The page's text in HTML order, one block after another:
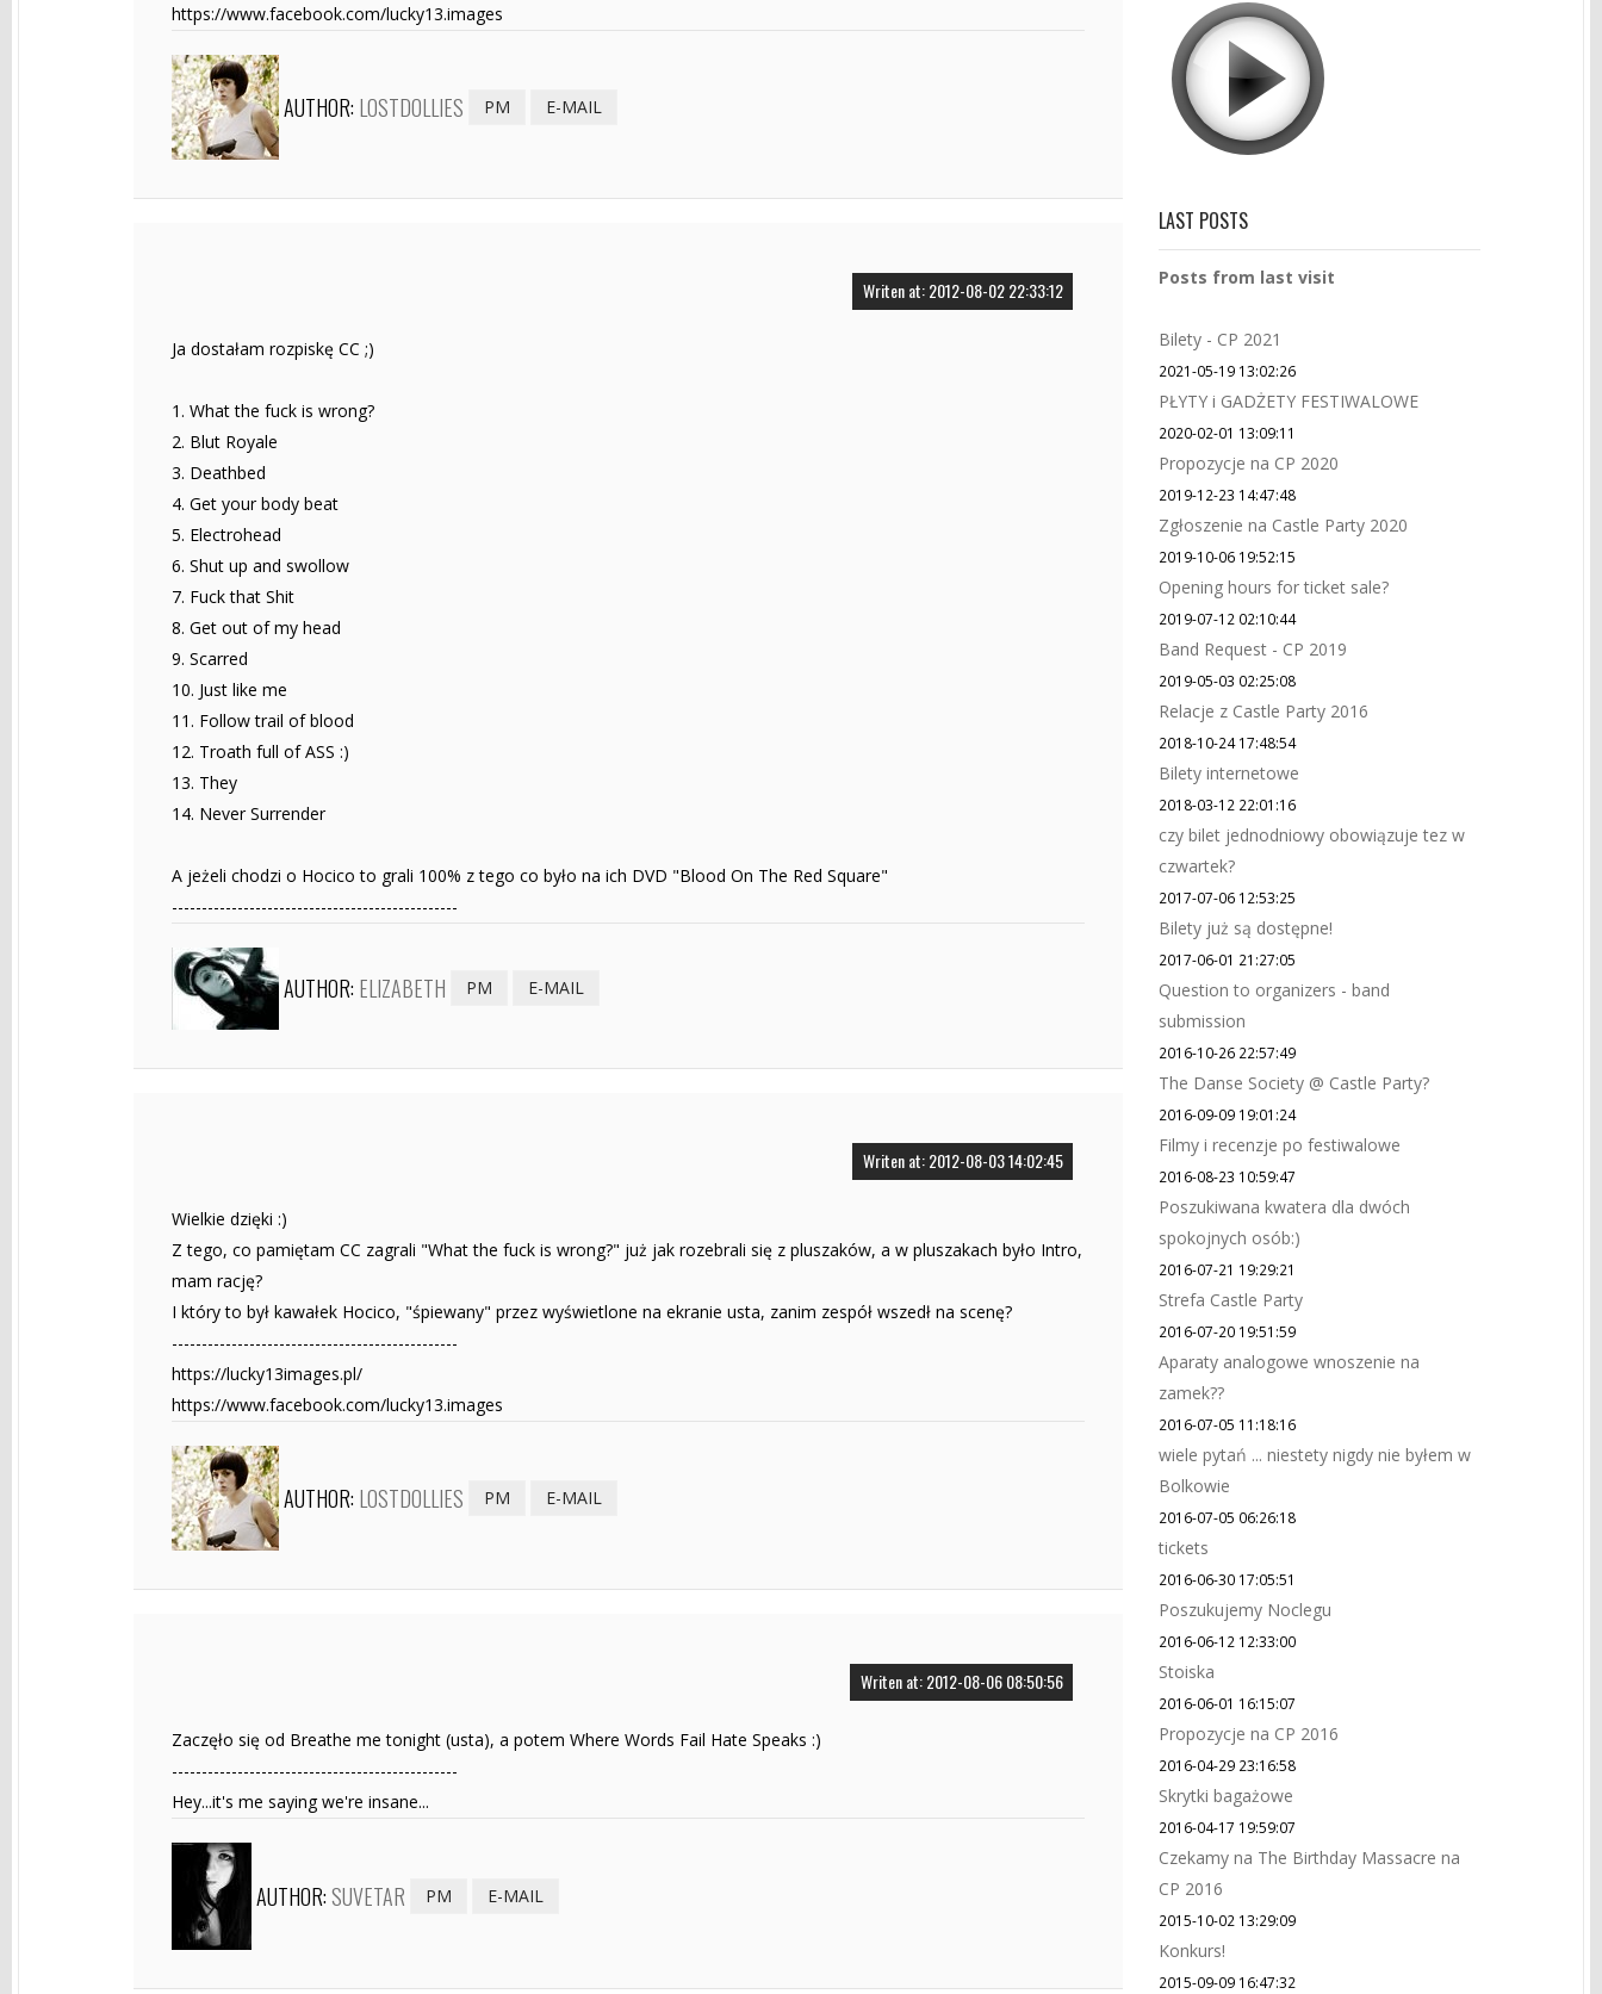
https://www.facebook.com/lucky13.images
AUTHOR: LOSTDOLLIES PM E-MAIL
Writen at: 2012-08-02 22:33:12
Ja dostałam rozpiskę CC ;)
1. What the fuck is wrong?
2. Blut Royale
3. Deathbed
4. Get your body beat
5. Electrohead
6. Shut up and swollow
7. Fuck that Shit
8. Get out of my head
9. Scarred
10. Just like me
11. Follow trail of blood
12. Troath full of ASS :)
13. They
14. Never Surrender
A jeżeli chodzi o Hocico to grali 100% z tego co było na ich DVD "Blood On The Red Square"
------------------------------------------------
AUTHOR: ELIZABETH PM E-MAIL
Writen at: 2012-08-03 14:02:45
Wielkie dzięki :)
Z tego, co pamiętam CC zagrali "What the fuck is wrong?" już jak rozebrali się z pluszaków, a w pluszakach było Intro,
mam rację?
I który to był kawałek Hocico, "śpiewany" przez wyświetlone na ekranie usta, zanim zespół wszedł na scenę?
------------------------------------------------
https://lucky13images.pl/
https://www.facebook.com/lucky13.images
AUTHOR: LOSTDOLLIES PM E-MAIL
Writen at: 2012-08-06 08:50:56
Zaczęło się od Breathe me tonight (usta), a potem Where Words Fail Hate Speaks :)
------------------------------------------------
Hey...it's me saying we're insane...
AUTHOR:SUVETAR PM E-MAIL
LAST POSTS
Posts from last visit
Bilety - CP 2021
2021-05-19 13:02:26
PŁYTY i GADŻETY FESTIWALOWE
2020-02-01 13:09:11
Propozycje na CP 2020
2019-12-23 14:47:48
Zgłoszenie na Castle Party 2020
2019-10-06 19:52:15
Opening hours for ticket sale?
2019-07-12 02:10:44
Band Request - CP 2019
2019-05-03 02:25:08
Relacje z Castle Party 2016
2018-10-24 17:48:54
Bilety internetowe
2018-03-12 22:01:16
czy bilet jednodniowy obowiązuje tez w
czwartek?
2017-07-06 12:53:25
Bilety już są dostępne!
2017-06-01 21:27:05
Question to organizers - band
submission
2016-10-26 22:57:49
The Danse Society @ Castle Party?
2016-09-09 19:01:24
Filmy i recenzje po festiwalowe
2016-08-23 10:59:47
Poszukiwana kwatera dla dwóch
spokojnych osób:)
2016-07-21 19:29:21
Strefa Castle Party
2016-07-20 19:51:59
Aparaty analogowe wnoszenie na
zamek??
2016-07-05 11:18:16
wiele pytań ... niestety nigdy nie byłem w
Bolkowie
2016-07-05 06:26:18
tickets
2016-06-30 17:05:51
Poszukujemy Noclegu
2016-06-12 12:33:00
Stoiska
2016-06-01 16:15:07
Propozycje na CP 2016
2016-04-29 23:16:58
Skrytki bagażowe
2016-04-17 19:59:07
Czekamy na The Birthday Massacre na
CP 2016
2015-10-02 13:29:09
Konkurs!
2015-09-09 16:47:32